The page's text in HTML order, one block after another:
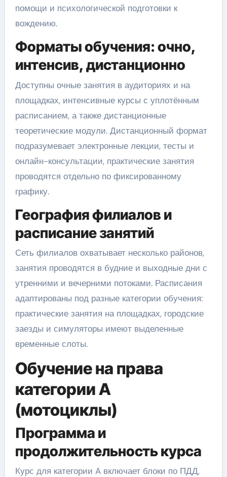
помощи и психологической подготовки к
вождению.
Форматы обучения: очно,
интенсив, дистанционно
Доступны очные занятия в аудиториях и на
площадках, интенсивные курсы с уплотённым
расписанием, а также дистанционные
теоретические модули. Дистанционный формат
подразумевает электронные лекции, тесты и
онлайн-консультации, практические занятия
проводятся отдельно по фиксированному
графику.
География филиалов и
расписание занятий
Сеть филиалов охватывает несколько районов,
занятия проводятся в будние и выходные дни с
утренними и вечерними потоками. Расписания
адаптированы под разные категории обучения:
практические занятия на площадках, городские
заезды и симуляторы имеют выделенные
временные слоты.
Обучение на права
категории A
(мотоциклы)
Программа и
продолжительность курса
Курс для категории A включает блоки по ПДД,